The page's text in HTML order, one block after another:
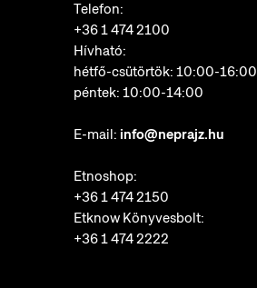
Telefon:
+36 1 474 2100
Hívható:
hétfő-csütörtök: 10:00-16:00
péntek: 10:00-14:00
E-mail: info@neprajz.hu
Etnoshop:
+36 1 474 2150
Etknow Könyvesbolt:
+36 1 474 2222